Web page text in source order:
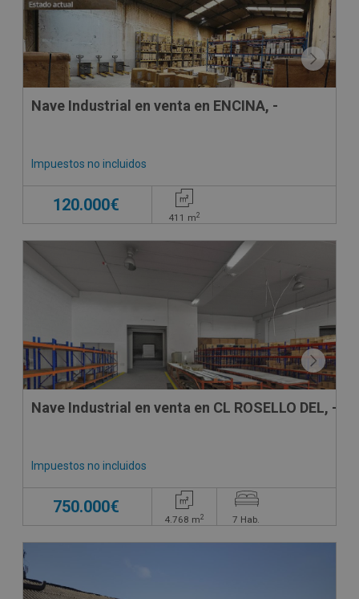
Nave Industrial en venta en ENCINA, -
Impuestos no incluidos
120.000€
411 m2
Nave Industrial en venta en CL ROSELLO DEL, -
Impuestos no incluidos
750.000€
4.768 m2 7 Hab.